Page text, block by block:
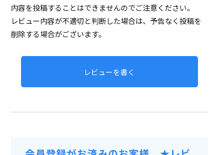
内容を投稿することはできませんのでご注意ください。
レビュー内容が不適切と判断した場合は、予告なく投稿を
削除する場合がございます。
レビューを書く